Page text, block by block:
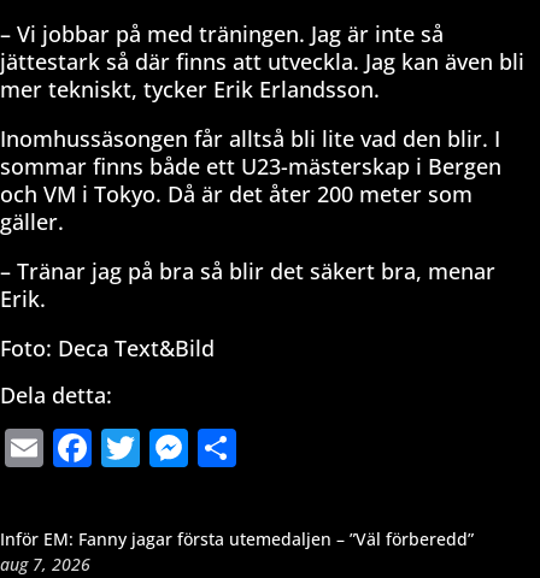
– Vi jobbar på med träningen. Jag är inte så
jättestark så där finns att utveckla. Jag kan även bli
mer tekniskt, tycker Erik Erlandsson.
Inomhussäsongen får alltså bli lite vad den blir. I
sommar finns både ett U23-mästerskap i Bergen
och VM i Tokyo. Då är det åter 200 meter som
gäller.
– Tränar jag på bra så blir det säkert bra, menar
Erik.
Foto: Deca Text&Bild
Dela detta:
EmailFacebook
TwitterMessenger
Inför EM: Fanny jagar första utemedaljen – ”Väl förberedd”
aug 7, 2026